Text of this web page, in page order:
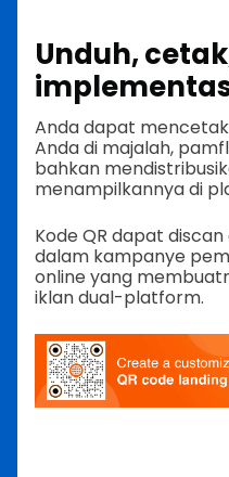
Unduh,
Anda dapat
Anda di majalah,
bahkan
menampilkannya di
Kode QR dapat
dalam kampanye
online yang
iklan dual-platform.